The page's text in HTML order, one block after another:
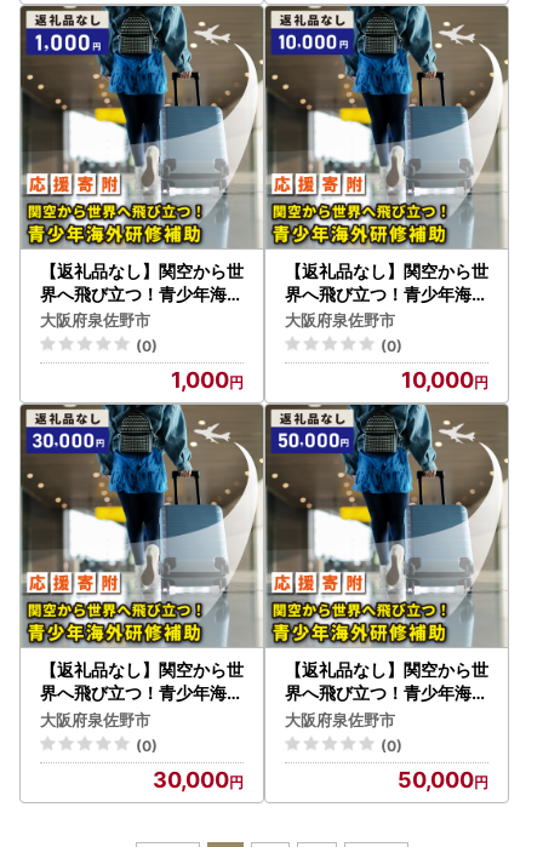
【返礼品なし】関空から世
界へ飛び立つ！青少年海外
研修補助応援寄附（大阪府
泉佐野市）
大阪府泉佐野市
(0)
1,000
【返礼品なし】関空から世
界へ飛び立つ！青少年海外
研修補助応援寄附（大阪府
泉佐野市）
大阪府泉佐野市
(0)
10,000
【返礼品なし】関空から世
界へ飛び立つ！青少年海外
研修補助応援寄附（大阪府
泉佐野市）
大阪府泉佐野市
(0)
30,000
【返礼品なし】関空から世
界へ飛び立つ！青少年海外
研修補助応援寄附（大阪府
泉佐野市）
大阪府泉佐野市
(0)
50,000